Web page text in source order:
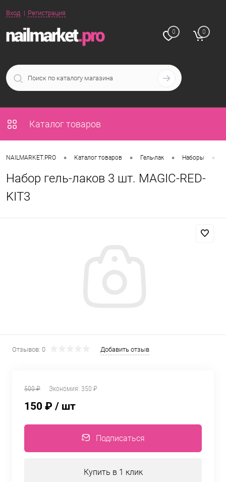
Вход Регистрация
0 0
Каталог товаров
NAILMARKET.PRO • Каталог товаров • Гель-лак • Наборы •
Набор гель-лаков 3 шт. MAGIC-RED-
KIT3
Отзывов: 0 Добавить отзыв
500 ₽ Экономия: 350 ₽
150 ₽ / шт
Подписаться
Купить в 1 клик